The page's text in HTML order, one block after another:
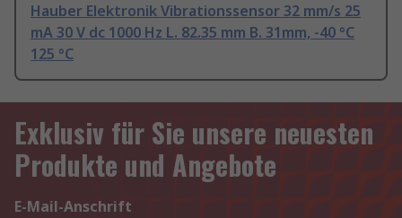
Hauber Elektronik Vibrationssensor 32 mm/s 25
mA 30 V dc 1000 Hz L. 82.35 mm B. 31mm, -40 °C
125 °C
Exklusiv für Sie unsere neuesten
Produkte und Angebote
E-Mail-Anschrift